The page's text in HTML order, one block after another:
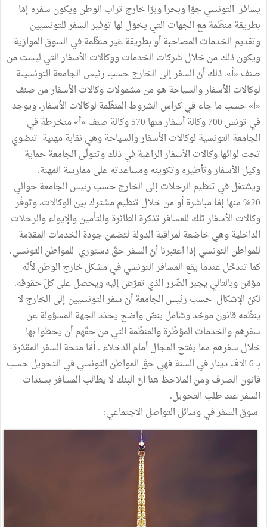
يسافر التونسي جوّا وبحرا وبرّا خارج تراب الوطن ويكون سفره إمّا
بطريقة منظّمة مع الجهات التي يخوَل لها توفير السفر للتونسيين
وتقديم الخدمات المصاحبة أو بطريقة غير منظّمة في السوق الموازية
ويكون ذلك من خلال شركات الخدمات ووكالات الأسفار التي ليست من
صنف «أ». ذلك أنّ السفر إلى الخارج حسب رئيس الجامعة التونسيىة
لوكالات الأسفار والسياحة هو من مشمولات وكالات الأسفار من صنف
«أ» حسب ما جاء في كراس الشروط المنظّمة لوكالات الأسفار. ويوجد
في تونس 700 وكالة أسفار منها 570 وكالة صنف «أ» منخرطة في
الجامعة التونسية لوكالات الأسفار والسياحة وهي نقابة مهنية تنضوي
تحت لوائها وكالات الأسفار الراغبة في ذلك وتتولّى الجامعة حماية
وكيل الأسفار وتأطيره وتكوينه ومساعدته على ممارسة المهنة.
ويشتغل في تنظيم الرحلات إلى الخارج حسب رئيس الجامعة حوالي
20% منها إمّا مباشرة أو من خلال تنظيم مشترك بين الوكالات، وتوفّر
وكالات الأسفار تلك للمسافر تذكرة الطائرة والتأمين والإيواء والرحلات
الداخلية وهي خاضعة لمراقبة الدولة لتضمن جودة الخدمات المقدّمة
للمواطن التونسي إذا اعتبرنا أنّ السفر حقّ دستوري للمواطن التونسي.
كما تتدخّل عندما يقع المسافر التونسي في مشكل خارج الوطن لأنّه
مؤمّن وبالتالي يجبر الضّرر الذي تعرّض إليه ويحصل على كلّ حقوقه.
لكنّ الإشكال حسب رئيس الجامعة أنّ سفر التونسيين إلى الخارج لا
ينظّمه قانون موحّد وشامل بنصّ واضح يحدّد الجهة المسؤولة عن
سفرهم والخدمات المؤطّرة والمنظّمة التي من حقّهم أن يحظوا بها
خلال سفرهم مما يفتح المجال أمام الدخلاء . أمّا منحة السفر المقدّرة
بـ 6 آلاف دينار في السنة فهي حقّ المواطن التونسي في التحويل حسب
قانون الصرف ومن الملاحظ هنا أنّ البنك لا يطالب المسافر بسندات
السفر عند طلب التحويل.
سوق السفر في وسائل التواصل الاجتماعي: